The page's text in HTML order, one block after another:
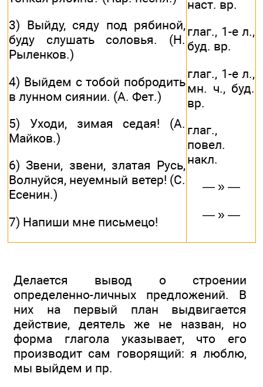
3) Выйду, сяду под рябиной,
буду слушать соловья. (Н.
Рыленков.)
4) Выйдем с тобой побродить
в лунном сиянии. (А. Фет.)
5) Уходи, зимая седая! (А.
Майков.)
6) Звени, звени, златая Русь,
Волнуйся, неуемный ветер! (С.
Есенин.)
7) Напиши мне письмецо!
наст. вр.
глаг., 1-е л.,
буд. вр.
глаг., 1-е л.,
мн. ч., буд.
вр.
глаг.,
повел.
накл.
— » —
— » —
Делается вывод о строении
определенно-личных предложений. В
них на первый план выдвигается
действие, деятель же не назван, но
форма глагола указывает, что его
производит сам говорящий: я люблю,
мы выйдем и пр.